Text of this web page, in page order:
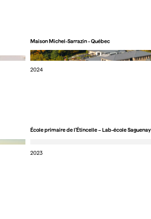
Maison Michel-Sarrazin - Québec
2024
École primaire de l’Étincelle – Lab-école Saguenay
2023